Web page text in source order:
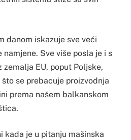
danom iskazuje sve veći
Sve više posla je i s
EU, poput Poljske,
se prebacuje proizvodnja
prema našem balkanskom
kada je u pitanju mašinska